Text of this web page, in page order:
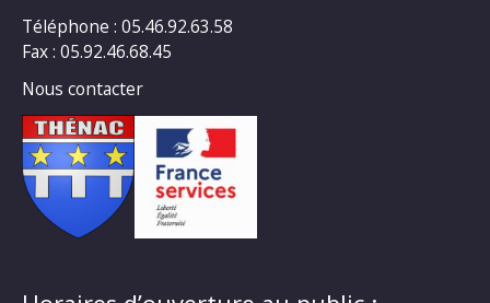
Téléphone : 05.46.92.63.58
Fax : 05.92.46.68.45
Nous contacter